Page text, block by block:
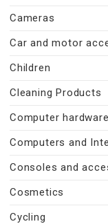
Cameras
Car and motor
Children
Cleaning Products
Computer
Computers and
Consoles and
Cosmetics
Cycling